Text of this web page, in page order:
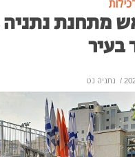
מתחנת נתניה
בעיר
/ נתניה נט